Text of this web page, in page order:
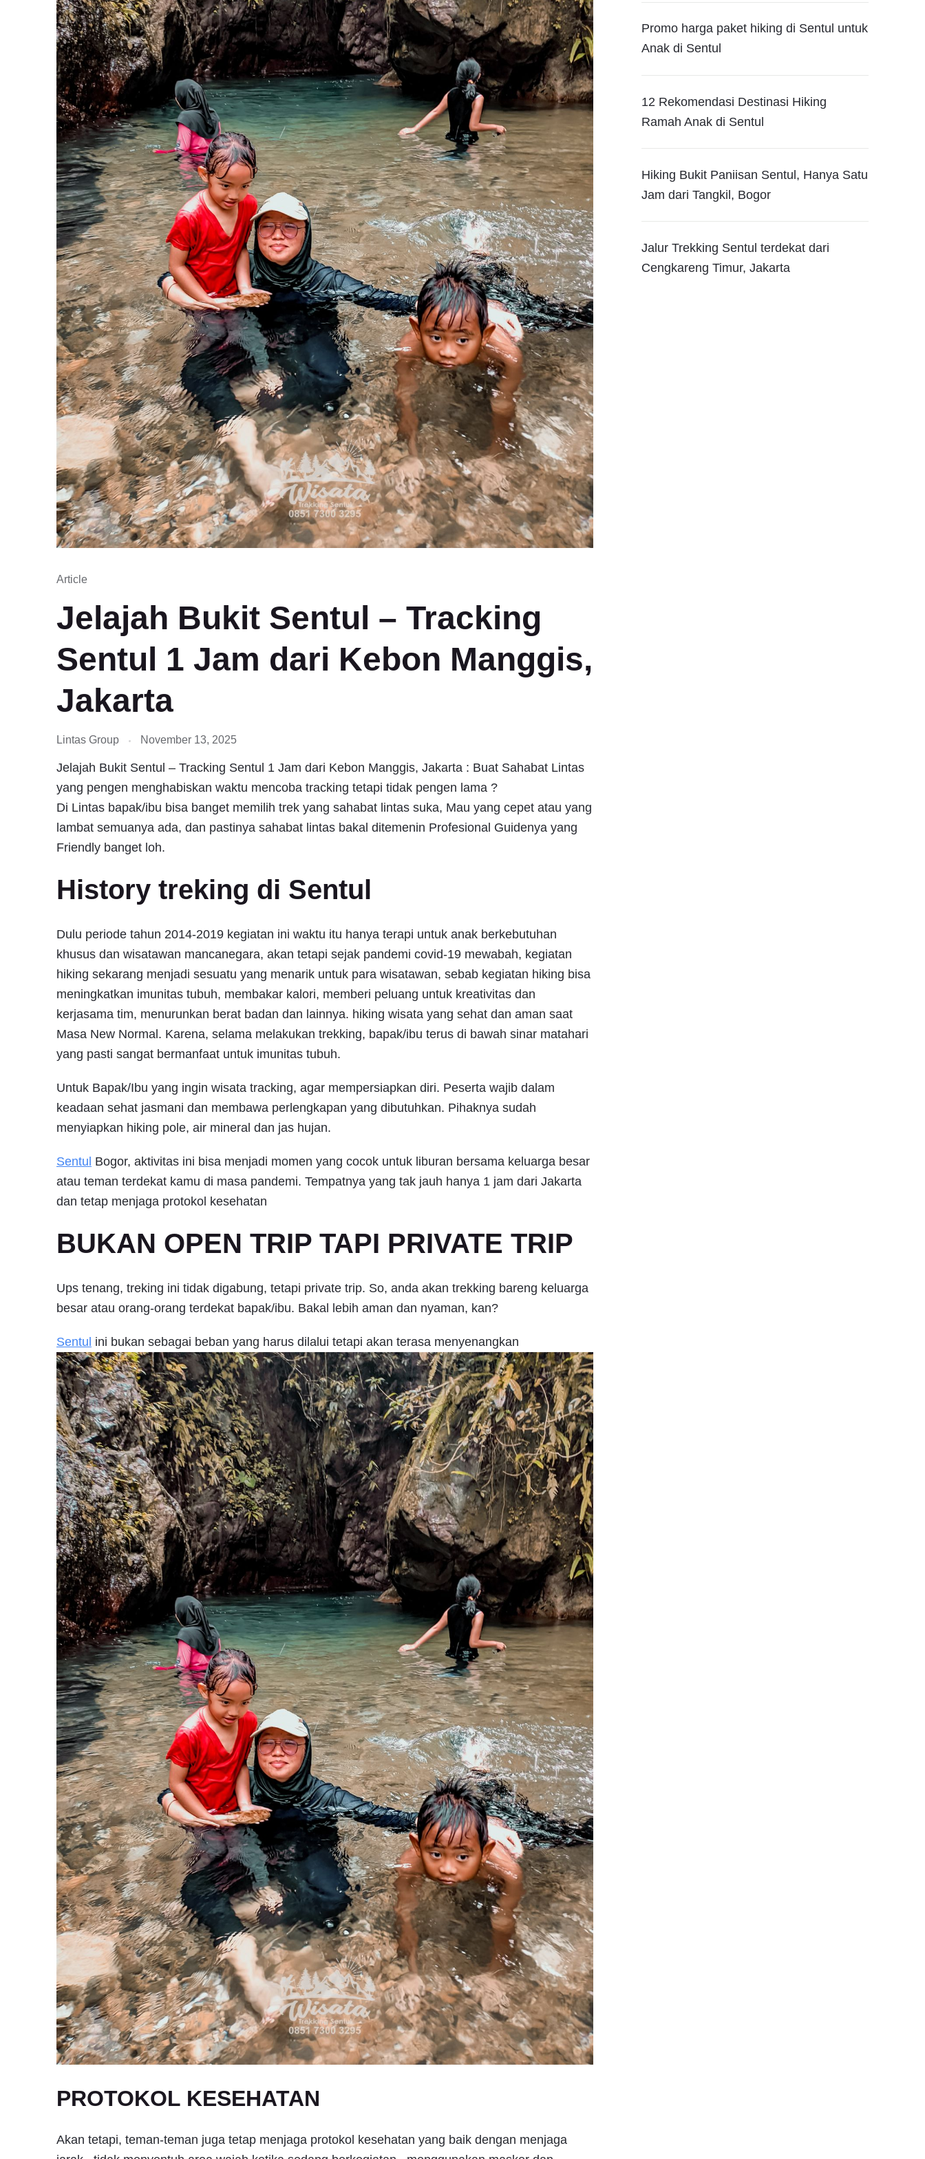
Article
Jelajah Bukit Sentul – Tracking
Sentul 1 Jam dari Kebon Manggis,
Jakarta
Lintas Group November 13, 2025
Jelajah Bukit Sentul – Tracking Sentul 1 Jam dari Kebon Manggis, Jakarta : Buat Sahabat Lintas
yang pengen menghabiskan waktu mencoba tracking tetapi tidak pengen lama ?
Di Lintas bapak/ibu bisa banget memilih trek yang sahabat lintas suka, Mau yang cepet atau yang
lambat semuanya ada, dan pastinya sahabat lintas bakal ditemenin Profesional Guidenya yang
Friendly banget loh.
History treking di Sentul
Dulu periode tahun 2014-2019 kegiatan ini waktu itu hanya terapi untuk anak berkebutuhan
khusus dan wisatawan mancanegara, akan tetapi sejak pandemi covid-19 mewabah, kegiatan
hiking sekarang menjadi sesuatu yang menarik untuk para wisatawan, sebab kegiatan hiking bisa
meningkatkan imunitas tubuh, membakar kalori, memberi peluang untuk kreativitas dan
kerjasama tim, menurunkan berat badan dan lainnya. hiking wisata yang sehat dan aman saat
Masa New Normal. Karena, selama melakukan trekking, bapak/ibu terus di bawah sinar matahari
yang pasti sangat bermanfaat untuk imunitas tubuh.
Untuk Bapak/Ibu yang ingin wisata tracking, agar mempersiapkan diri. Peserta wajib dalam
keadaan sehat jasmani dan membawa perlengkapan yang dibutuhkan. Pihaknya sudah
menyiapkan hiking pole, air mineral dan jas hujan.
Sentul Bogor, aktivitas ini bisa menjadi momen yang cocok untuk liburan bersama keluarga besar
atau teman terdekat kamu di masa pandemi. Tempatnya yang tak jauh hanya 1 jam dari Jakarta
dan tetap menjaga protokol kesehatan
BUKAN OPEN TRIP TAPI PRIVATE TRIP
Ups tenang, treking ini tidak digabung, tetapi private trip. So, anda akan trekking bareng keluarga
besar atau orang-orang terdekat bapak/ibu. Bakal lebih aman dan nyaman, kan?
Sentul ini bukan sebagai beban yang harus dilalui tetapi akan terasa menyenangkan
PROTOKOL KESEHATAN
Akan tetapi, teman-teman juga tetap menjaga protokol kesehatan yang baik dengan menjaga
Promo harga paket hiking di Sentul untuk
Anak di Sentul
12 Rekomendasi Destinasi Hiking
Ramah Anak di Sentul
Hiking Bukit Paniisan Sentul, Hanya Satu
Jam dari Tangkil, Bogor
Jalur Trekking Sentul terdekat dari
Cengkareng Timur, Jakarta